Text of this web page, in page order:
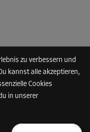
zu verbessern und
kannst alle akzeptieren,
Cookies
in unserer